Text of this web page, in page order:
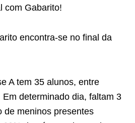
com Gabarito!
encontra-se no final da
A tem 35 alunos, entre
determinado dia, faltam 3
de meninos presentes